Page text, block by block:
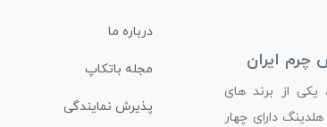
چرم ایران
یکی از برند های
دارای چهار
درباره ما
مجله باتکاپ
پذیرش نمایندگی